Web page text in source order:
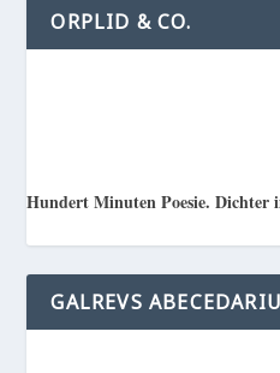
ORPLID & CO.
Hundert Minuten Poesie. Dichter
GALREVS